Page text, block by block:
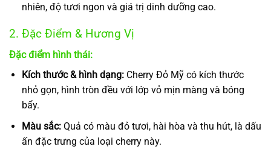
nhiên, độ tươi ngon và giá trị dinh dưỡng cao.
2. Đặc Điểm & Hương Vị
Đặc điểm hình thái:
Kích thước & hình dạng:Cherry Đỏ Mỹ có kích thước
nhỏ gọn, hình tròn đều với lớp vỏ mịn màng và bóng
bẩy.
Màu sắc:Quả có màu đỏ tươi, hài hòa và thu hút, là dấu
ấn đặc trưng của loại cherry này.